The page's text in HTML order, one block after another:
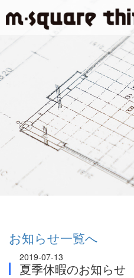
お知らせ一覧へ
2019-07-13
夏季休暇のお知らせ